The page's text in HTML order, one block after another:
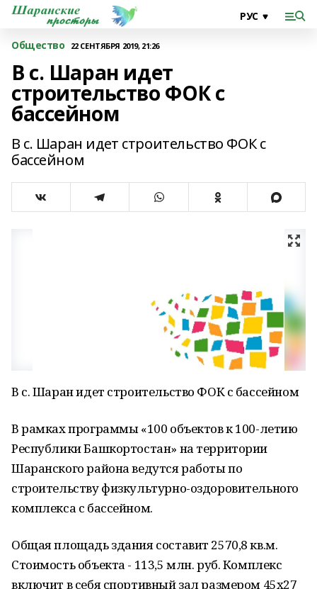
Общество 22 СЕНТЯБРЯ 2019, 21:26
В с. Шаран идет
строительство ФОК с
бассейном
В с. Шаран идет строительство ФОК с
бассейном
В с. Шаран идет строительство ФОК с бассейном
В рамках программы «100 объектов к 100-летию
Республики Башкортостан» на территории
Шаранского района ведутся работы по
строительству физкультурно-оздоровительного
комплекса с бассейном.
Общая площадь здания составит 2570,8 кв.м.
Стоимость объекта - 113,5 млн. руб. Комплекс
включит в себя спортивный зал размером 45х27